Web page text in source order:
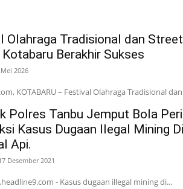
Olahraga Tradisional dan Street
Berakhir Sukses
2026
KOTABARU – Festival Olahraga Tradisional
Polres Tanbu Jemput Bola
Kasus Dugaan Ilegal Mining Di
Api.
Desember 2021
- Kasus dugaan illegal mining di...